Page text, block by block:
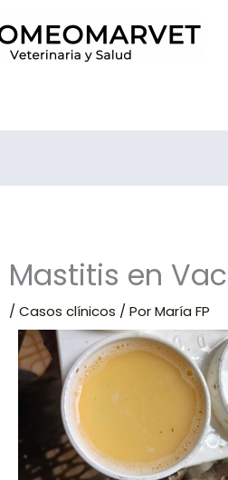
Mastitis en
/Casos clínicos / PorMaría FP